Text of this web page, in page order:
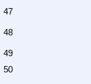
47
48
49
50